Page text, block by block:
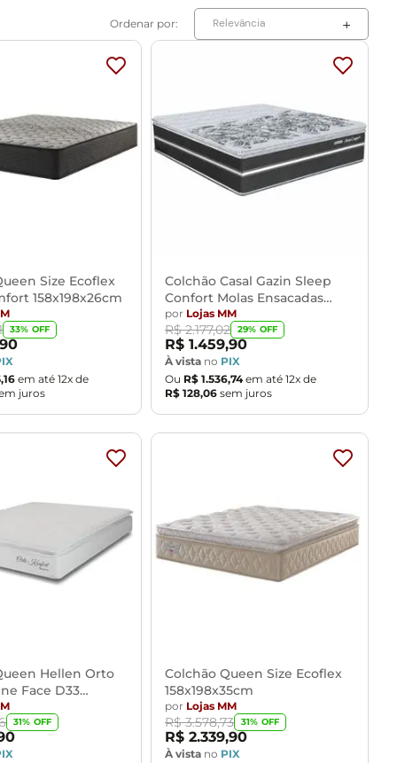
Relevância
Size Ecoflex
158x198x26cm
33% OFF
90
,16 em até 12x de
juros
Colchão Casal Gazin Sleep
Confort Molas Ensacadas
138x188x32cm
por Lojas MM
R$ 2.177,02 29% OFF
R$ 1.459,90
À vista no PIX
Ou R$ 1.536,74em até 12x de
R$ 128,06 sem juros
Hellen Orto
Face D33
31% OFF
Colchão Queen Size Ecoflex
158x198x35cm
por Lojas MM
R$ 3.578,73 31% OFF
R$ 2.339,90
À vista no PIX